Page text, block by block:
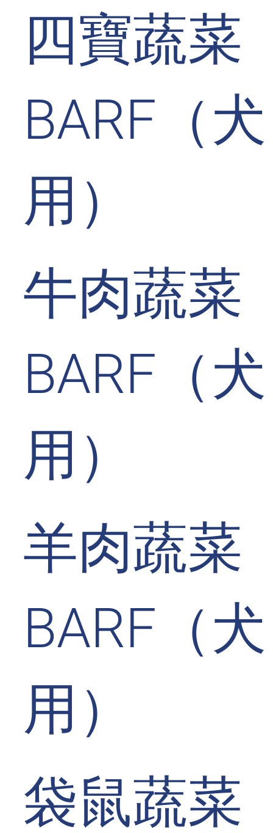
四寶蔬菜
BARF（犬
用）
牛肉蔬菜
BARF（犬
用）
羊肉蔬菜
BARF（犬
用）
袋鼠蔬菜